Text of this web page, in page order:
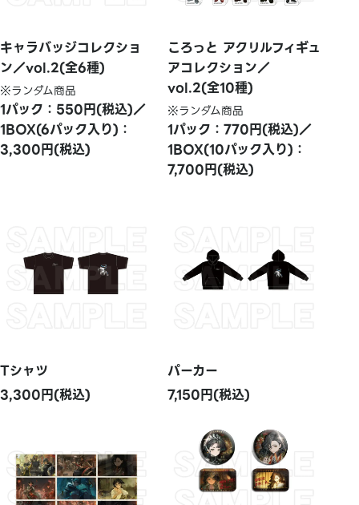
キャラバッジコレクショ
ン／vol.2(全6種)
※ランダム商品
1パック：550円(税込)／
1BOX(6パック入り)：
3,300円(税込)
ころっと アクリルフィギュ
アコレクション／
vol.2(全10種)
※ランダム商品
1パック：770円(税込)／
1BOX(10パック入り)：
7,700円(税込)
Tシャツ
3,300円(税込)
パーカー
7,150円(税込)